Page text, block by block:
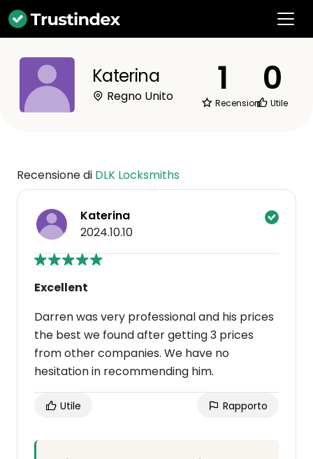
Katerina
Regno Unito 1
Recensioni
0
Utile
Recensione di DLK Locksmiths
Katerina
2024.10.10
Excellent
Darren was very professional and his prices
the best we found after getting 3 prices
from other companies. We have no
hesitation in recommending him.
Utile Rapporto